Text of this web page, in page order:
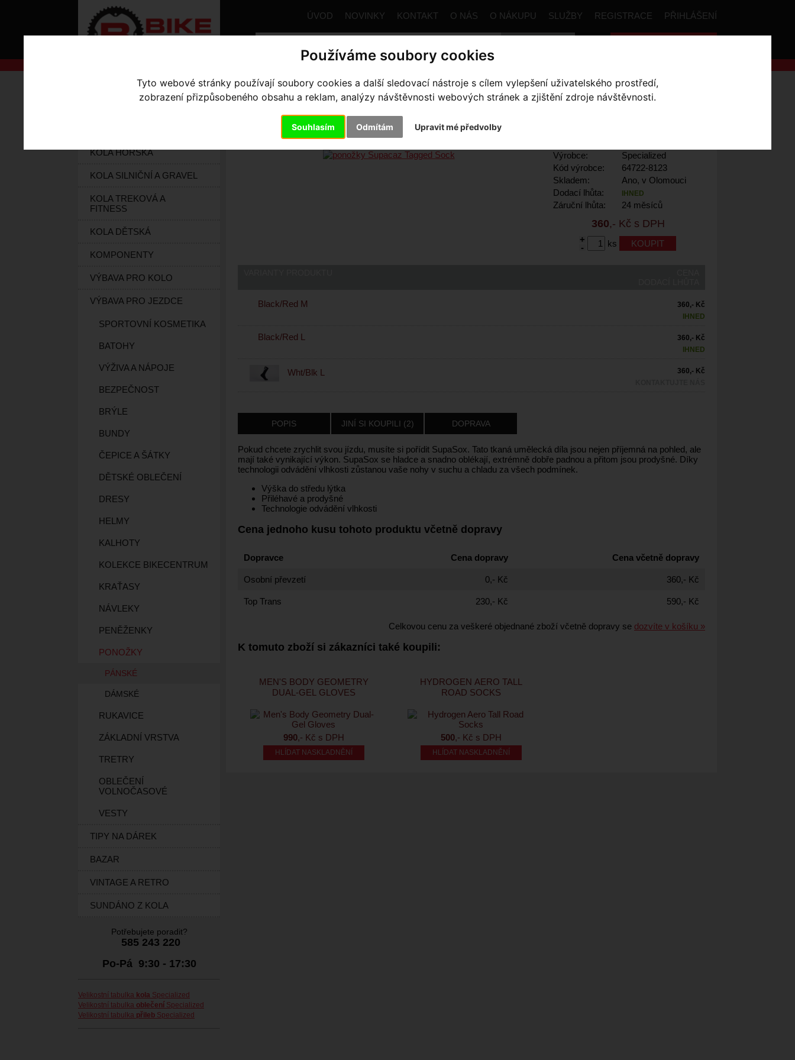
Používáme soubory cookies
Tyto webové stránky používají soubory cookies a další sledovací nástroje s cílem vylepšení uživatelského prostředí,
zobrazení přizpůsobeného obsahu a reklam, analýzy návštěvnosti webových stránek a zjištění zdroje návštěvnosti.
Souhlasím Odmítám Upravit mé předvolby
ÚVOD NOVINKY KONTAKT O NÁS O NÁKUPU SLUŽBY REGISTRACE PŘIHLÁŠENÍ
KOLA HORSKÁ
KOLA SILNIČNÍ A GRAVEL
KOLA TREKOVÁ A
FITNESS
KOLA DĚTSKÁ
KOMPONENTY
VÝBAVA PRO KOLO
VÝBAVA PRO JEZDCE
SPORTOVNÍ KOSMETIKA
BATOHY
VÝŽIVA A NÁPOJE
BEZPEČNOST
BRÝLE
BUNDY
ČEPICE A ŠÁTKY
DĚTSKÉ OBLEČENÍ
DRESY
HELMY
KALHOTY
KOLEKCE BIKECENTRUM
KRAŤASY
NÁVLEKY
PENĚŽENKY
PONOŽKY
PÁNSKÉ
DÁMSKÉ
RUKAVICE
ZÁKLADNÍ VRSTVA
TRETRY
OBLEČENÍ
VOLNOČASOVÉ
VESTY
TIPY NA DÁREK
BAZAR
VINTAGE A RETRO
SUNDÁNO Z KOLA
Potřebujete poradit?
585 243 220
Po-Pá 9:30 - 17:30
Velikostní tabulka kola Specialized
Velikostní tabulka oblečení Specialized
Velikostní tabulka přileb Specialized
Úvodní strana Výbava pro jezdce Ponožky Pánské ponožky Supacaz Tagged Sock
PONOŽKY SUPACAZ TAGGED SOCK
Výrobce:
Specialized
Kód výrobce:
64722-8123
Skladem:
Ano, v Olomouci
Dodací lhůta:
IHNED
Záruční lhůta: 24 měsíců
360,- Kč s DPH
+
-
ks
Black/Red M
360,- Kč
IHNED
Black/Red L
360,- Kč
IHNED
Wht/Blk L
360,- Kč
POPIS JINÍ SI KOUPILI (2) DOPRAVA
Pokud chcete zrychlit svou jízdu, musíte si pořídit SupaSox. Tato tkaná umělecká díla jsou nejen příjemná na pohled, ale
mají také vynikající výkon. SupaSox se hladce a snadno oblékají, extrémně dobře padnou a přitom jsou prodyšné. Díky
technologii odvádění vlhkosti zůstanou vaše nohy v suchu a chladu za všech podmínek.
Výška do středu lýtka
Přiléhavé a prodyšné
Technologie odvádění vlhkosti
Cena jednoho kusu tohoto produktu včetně dopravy
Dopravce Cena dopravy Cena včetně dopravy
Osobní převzetí 0,- Kč 360,- Kč
Top Trans 230,- Kč 590,- Kč
Celkovou cenu za veškeré objednané zboží včetně dopravy se dozvíte v košíku »
K tomuto zboží si zákazníci také koupili:
MEN'S BODY GEOMETRY
DUAL-GEL GLOVES
990,- Kč s DPH
HLÍDAT NASKLADNĚNÍ
HYDROGEN AERO TALL
ROAD SOCKS
500,- Kč s DPH
HLÍDAT NASKLADNĚNÍ